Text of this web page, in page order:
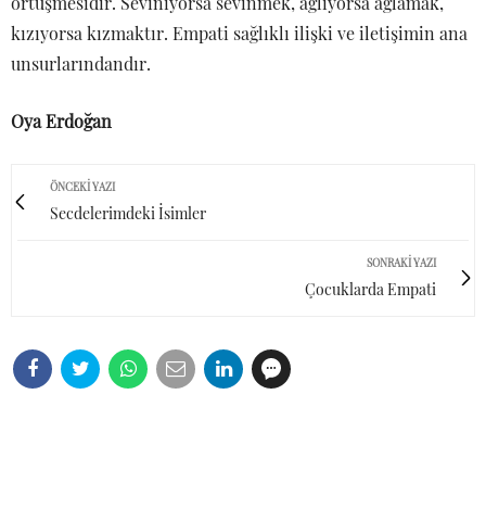
kızıyorsa kızmaktır. Empati sağlıklı ilişki ve iletişimin ana
unsurlarındandır.
Oya Erdoğan
ÖNCEKI YAZI
Secdelerimdeki İsimler
SONRAKI YAZI
Çocuklarda Empati